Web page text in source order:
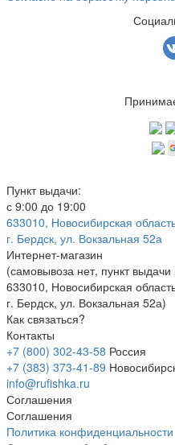
Пункт выдачи:
с 9:00 до 19:00
633010, Новосибирская
г. Бердск, ул. Вокзальная 52а
Интернет-магазин
(самовывоза нет, пункт
633010, Новосибирская
г. Бердск, ул. Вокзальная 52а)
Как связаться?
Контакты
+7 (800) 302-43-58 Россия
+7 (383) 373-41-89
info@rufishka.ru
Соглашения
Соглашения
Политика конфиденциальности